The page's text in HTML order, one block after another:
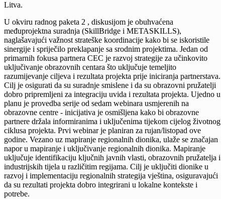
Litva.
U okviru radnog paketa 2 , diskusijom je obuhvaćena
međuprojektna suradnja (SkillBridge i METASKILLS),
naglašavajući važnost strateške koordinacije kako bi se iskoristile
sinergije i spriječilo preklapanje sa srodnim projektima. Jedan od
primarnih fokusa partnera CEC je razvoj strategije za učinkovito
uključivanje obrazovnih centara što uključuje temeljito
razumijevanje ciljeva i rezultata projekta prije iniciranja partnerstava.
Cilj je osigurati da su suradnje smislene i da su obrazovni pružatelji
dobro pripremljeni za integraciju uvida i rezultata projekta. Ujedno u
planu je provedba serije od sedam webinara usmjerenih na
obrazovne centre - inicijativa je osmišljena kako bi obrazovne
partnere držala informiranima i uključenima tijekom cijelog životnog
ciklusa projekta. Prvi webinar je planiran za rujan/listopad ove
godine. Vezano uz mapiranje regionalnih dionika, ulaže se značajan
napor u mapiranje i uključivanje regionalnih dionika. Mapiranje
uključuje identifikaciju ključnih javnih vlasti, obrazovnih pružatelja i
industrijskih tijela u različitim regijama. Cilj je uključiti dionike u
razvoj i implementaciju regionalnih strategija vještina, osiguravajući
da su rezultati projekta dobro integrirani u lokalne kontekste i
potrebe.